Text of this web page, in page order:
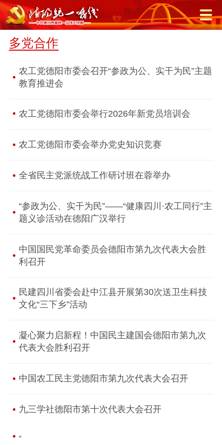
多党合作
农工党德阳市委会召开“参政为公、实干为民”主题
教育推进会
农工党德阳市委会举行2026年新党员培训会
农工党德阳市委会举办党史知识竞赛
全省民主党派统战工作研讨班在蓉举办
“参政为公、实干为民”——“健康四川·农工同行”主
题义诊活动在德阳广汉举行
中国国民党革命委员会德阳市第九次代表大会胜
利召开
民建四川省委会赴中江县开展第30次送卫生科技
文化“三下乡”活动
凝心聚力启新程！中国民主建国会德阳市第九次
代表大会胜利召开
中国农工民主党德阳市第九次代表大会召开
九三学社德阳市第十次代表大会召开
«